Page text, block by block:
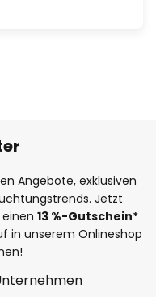
Angebote, exklusiven
Jetzt
13 %-Gutschein*
in unserem Onlineshop